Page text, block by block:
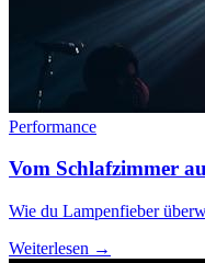
Performance
Vom Schlafzimmer
Wie du Lampenfieber
Weiterlesen →